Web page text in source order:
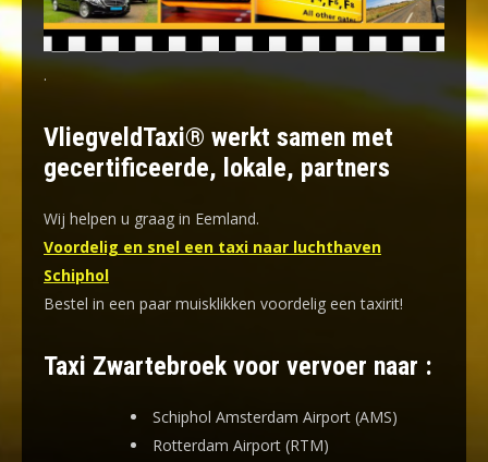
.
VliegveldTaxi® werkt samen met
gecertificeerde, lokale, partners
Wij helpen u graag in Eemland.
Voordelig en snel een taxi naar luchthaven
Schiphol
Bestel in een paar muisklikken voordelig een taxirit!
Taxi Zwartebroek voor vervoer naar :
Schiphol Amsterdam Airport (AMS)
Rotterdam Airport (RTM)